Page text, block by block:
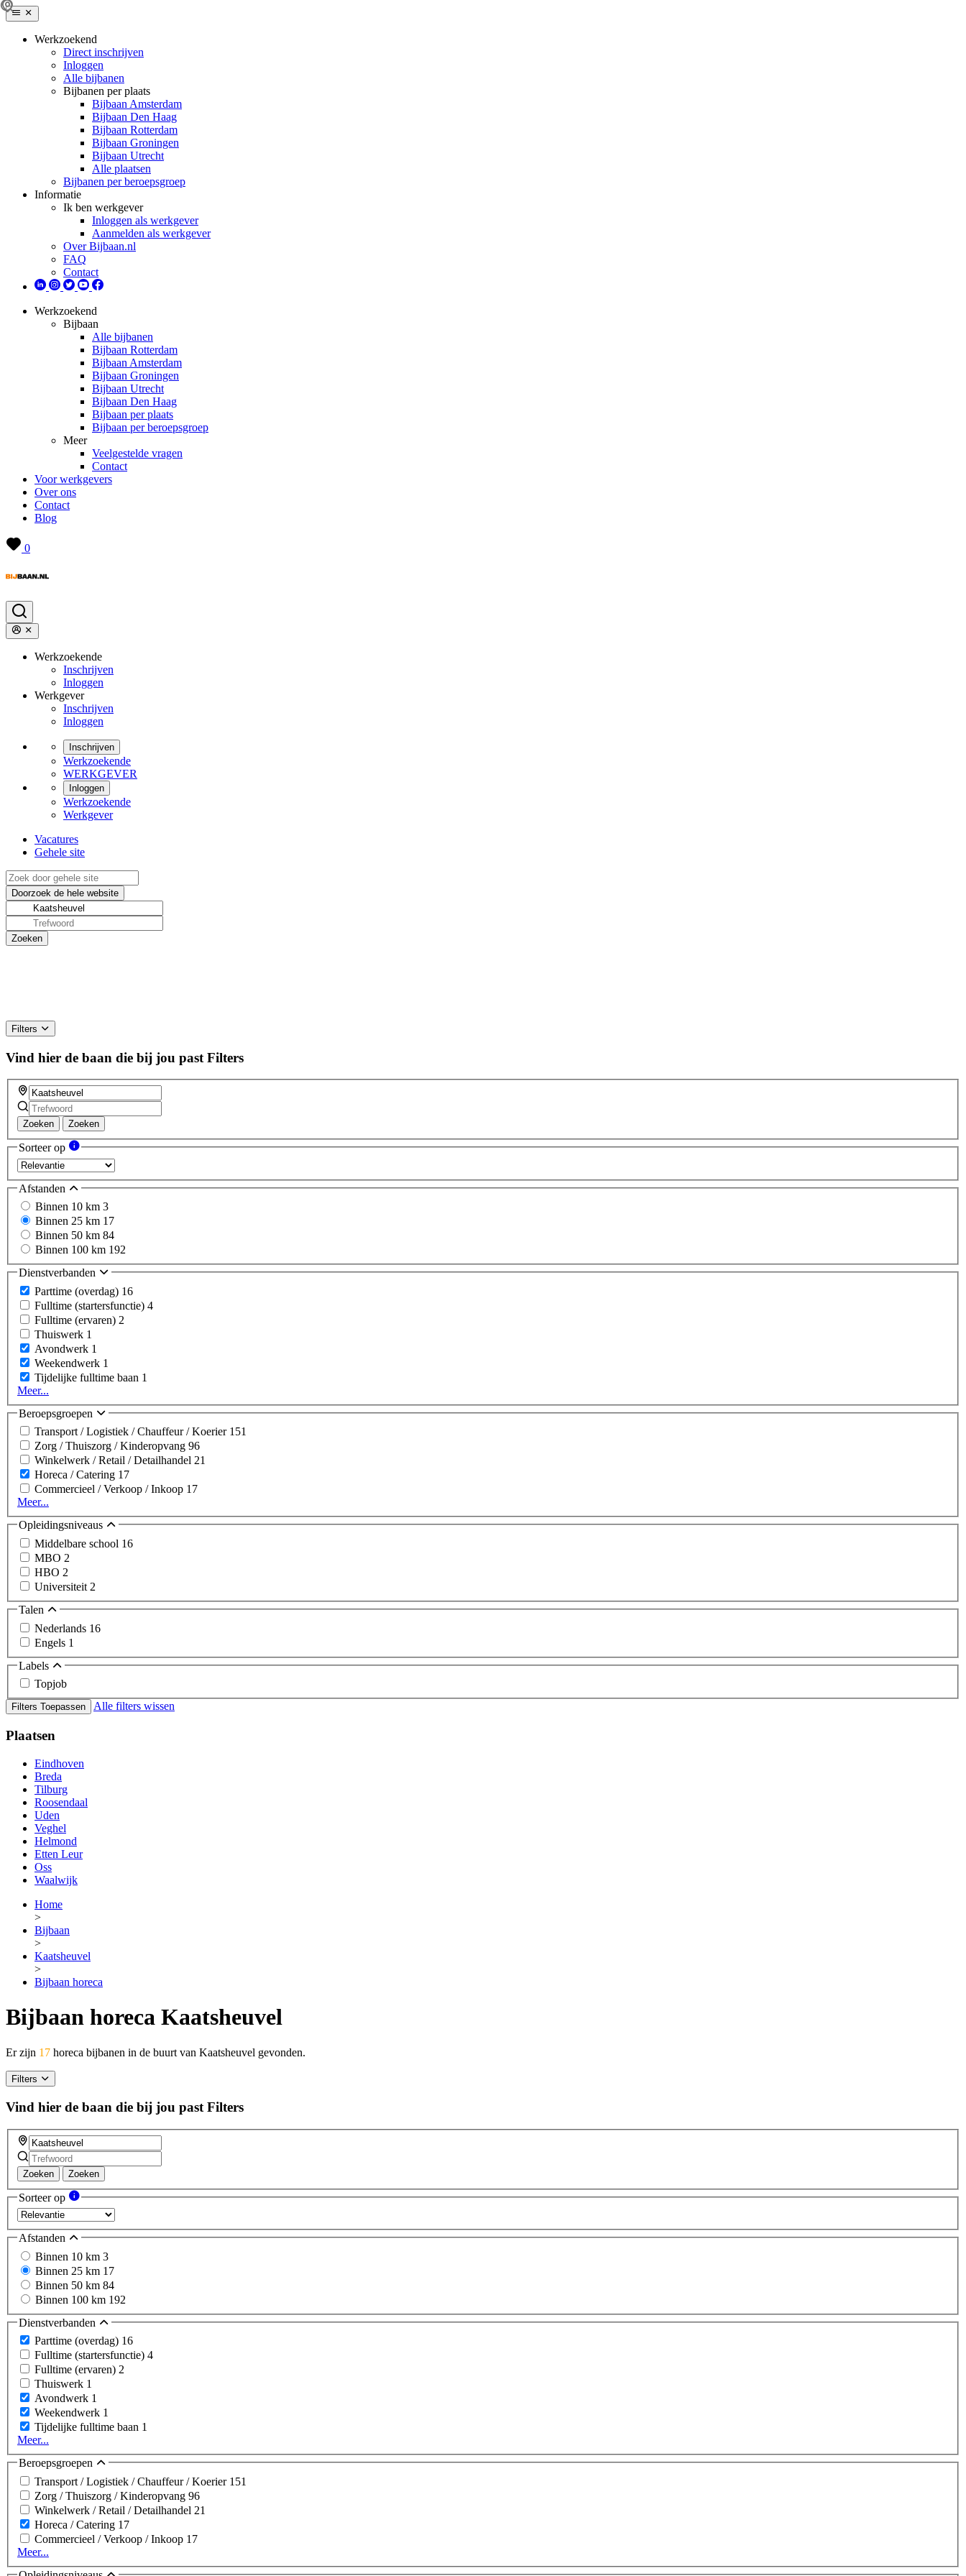
Werkzoekend
Direct inschrijven
Inloggen
Alle bijbanen
Bijbanen per plaats
Bijbaan Amsterdam
Bijbaan Den Haag
Bijbaan Rotterdam
Bijbaan Groningen
Bijbaan Utrecht
Alle plaatsen
Bijbanen per beroepsgroep
Informatie
Ik ben werkgever
Inloggen als werkgever
Aanmelden als werkgever
Over Bijbaan.nl
FAQ
Contact
Werkzoekend
Bijbaan
Alle bijbanen
Bijbaan Rotterdam
Bijbaan Amsterdam
Bijbaan Groningen
Bijbaan Utrecht
Bijbaan Den Haag
Bijbaan per plaats
Bijbaan per beroepsgroep
Meer
Veelgestelde vragen
Contact
Voor werkgevers
Over ons
Contact
Blog
0
Werkzoekende
Inschrijven
Inloggen
Werkgever
Inschrijven
Inloggen
Inschrijven
Werkzoekende
WERKGEVER
Inloggen
Werkzoekende
Werkgever
Vacatures
Gehele site
Filters
Vind hier de baan die bij jou past Filters
Zoeken Zoeken
Sorteer op
Afstanden
Binnen 10 km 3
Binnen 25 km 17
Binnen 50 km 84
Binnen 100 km 192
Dienstverbanden
Parttime (overdag) 16
Fulltime (startersfunctie) 4
Fulltime (ervaren) 2
Thuiswerk 1
Avondwerk 1
Weekendwerk 1
Tijdelijke fulltime baan 1
Meer...
Beroepsgroepen
Transport / Logistiek / Chauffeur / Koerier 151
Zorg / Thuiszorg / Kinderopvang 96
Winkelwerk / Retail / Detailhandel 21
Horeca / Catering 17
Commercieel / Verkoop / Inkoop 17
Meer...
Opleidingsniveaus
Middelbare school 16
MBO 2
HBO 2
Universiteit 2
Talen
Nederlands 16
Engels 1
Labels
Topjob
Filters Toepassen Alle filters wissen
Plaatsen
Eindhoven
Breda
Tilburg
Roosendaal
Uden
Veghel
Helmond
Etten Leur
Oss
Waalwijk
Home
>
Bijbaan
>
Kaatsheuvel
>
Bijbaan horeca
Bijbaan horeca Kaatsheuvel
Er zijn 17 horeca bijbanen in de buurt van Kaatsheuvel gevonden.
Filters
Vind hier de baan die bij jou past Filters
Zoeken Zoeken
Sorteer op
Afstanden
Binnen 10 km 3
Binnen 25 km 17
Binnen 50 km 84
Binnen 100 km 192
Dienstverbanden
Parttime (overdag) 16
Fulltime (startersfunctie) 4
Fulltime (ervaren) 2
Thuiswerk 1
Avondwerk 1
Weekendwerk 1
Tijdelijke fulltime baan 1
Meer...
Beroepsgroepen
Transport / Logistiek / Chauffeur / Koerier 151
Zorg / Thuiszorg / Kinderopvang 96
Winkelwerk / Retail / Detailhandel 21
Horeca / Catering 17
Commercieel / Verkoop / Inkoop 17
Meer...